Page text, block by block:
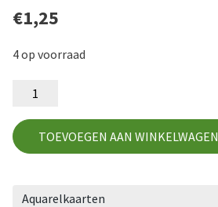
Aquarelkaarten
€1,25
4 op voorraad
BL39
aantal
TOEVOEGEN AAN WINKELWAGEN